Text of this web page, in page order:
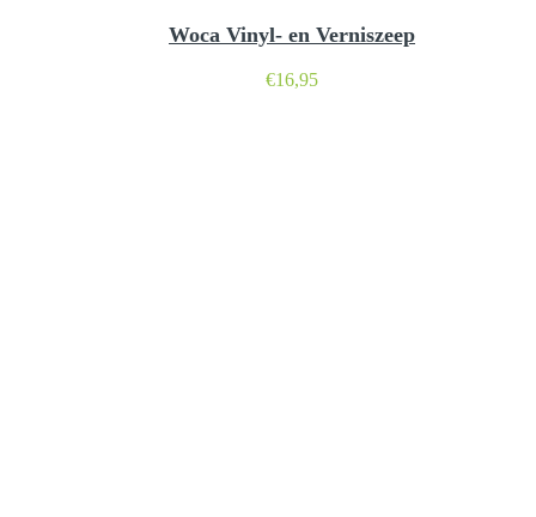
Woca Vinyl- en Verniszeep
€16,95